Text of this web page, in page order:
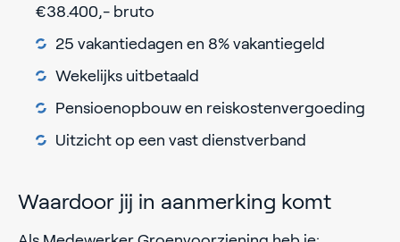
€38.400,- bruto
25 vakantiedagen en 8% vakantiegeld
Wekelijks uitbetaald
Pensioenopbouw en reiskostenvergoeding
Uitzicht op een vast dienstverband
Waardoor jij in aanmerking komt